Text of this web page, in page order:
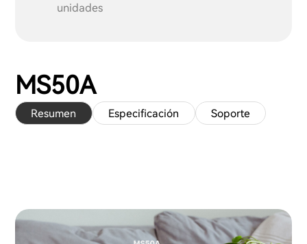
unidades
MS50A
Resumen Especificación Soporte